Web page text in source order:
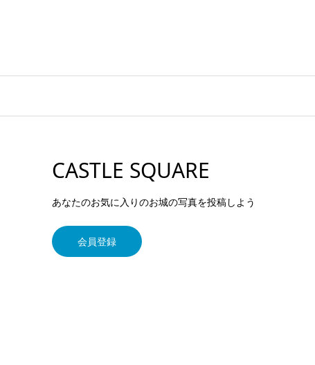
CASTLE SQUARE
あなたのお気に入りのお城の写真を投稿しよう
会員登録